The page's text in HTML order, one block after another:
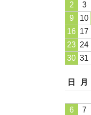
2
3
9
10
16 17
23 24
30 31
日
月
6
7